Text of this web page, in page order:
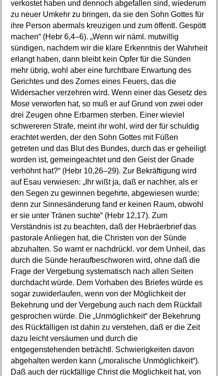
verkostet haben und dennoch abgefallen sind, wiederum
zu neuer Umkehr zu bringen, da sie den Sohn Gottes für
ihre Person abermals kreuzigen und zum öffentl. Gespött
machen“ (Hebr 6,4–6). „Wenn wir näml. mutwillig
sündigen, nachdem wir die klare Erkenntnis der Wahrheit
erlangt haben, dann bleibt kein Opfer für die Sünden
mehr übrig, wohl aber eine furchtbare Erwartung des
Gerichtes und des Zornes eines Feuers, das die
Widersacher verzehren wird. Wenn einer das Gesetz des
Mose verworfen hat, so muß er auf Grund von zwei oder
drei Zeugen ohne Erbarmen sterben. Einer wieviel
schwereren Strafe, meint ihr wohl, wird der für schuldig
erachtet werden, der den Sohn Gottes mit Füßen
getreten und das Blut des Bundes, durch das er geheiligt
worden ist, gemeingeachtet und den Geist der Gnade
verhöhnt hat?“ (Hebr 10,26–29). Zur Bekräftigung wird
auf Esau verwiesen: „Ihr wißt ja, daß er nachher, als er
den Segen zu gewinnen begehrte, abgewiesen wurde;
denn zur Sinnesänderung fand er keinen Raum, obwohl
er sie unter Tränen suchte“ (Hebr 12,17). Zum
Verständnis ist zu beachten, daß der Hebräerbrief das
pastorale Anliegen hat, die Christen von der Sünde
abzuhalten. So warnt er nachdrückl. vor dem Unheil, das
durch die Sünde heraufbeschworen wird, ohne daß die
Frage der Vergebung systematisch nach allen Seiten
durchdacht würde. Dem Vorhaben des Briefes würde es
sogar zuwiderlaufen, wenn von der Möglichkeit der
Bekehrung und der Vergebung auch nach dem Rückfall
gesprochen würde. Die „Unmöglichkeit“ der Bekehrung
des Rückfälligen ist dahin zu verstehen, daß er die Zeit
dazu leicht versäumen und durch die
entgegenstehenden beträchtl. Schwierigkeiten davon
abgehalten werden kann („moralische Unmöglichkeit“).
Daß auch der rückfällige Christ die Möglichkeit hat, von